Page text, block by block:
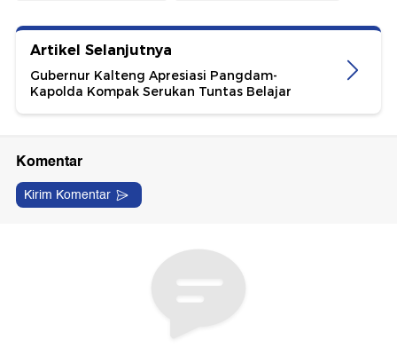
Artikel Selanjutnya
Gubernur Kalteng Apresiasi Pangdam-
Kapolda Kompak Serukan Tuntas Belajar